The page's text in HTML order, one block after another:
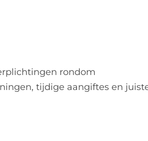
rondom
tijdige aangiftes en